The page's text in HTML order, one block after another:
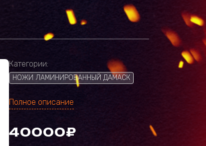
Категории:
НОЖИ ЛАМИНИРОВАННЫЙ ДАМАСК
Полное описание
40000₽